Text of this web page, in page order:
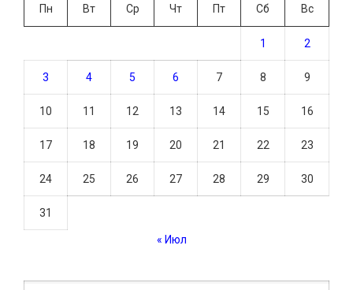
Пн
Вт Ср Чт Пт Сб Вс
1 2
3 4 5 6 7 8 9
10 11 12 13 14 15 16
17 18 19 20 21 22 23
24 25 26 27 28 29 30
31
« Июл